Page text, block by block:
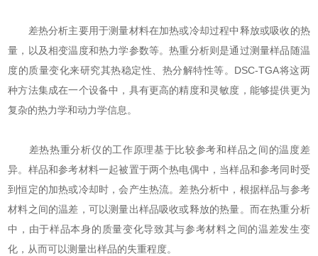
差热分析主要用于测量材料在加热或冷却过程中释放或吸收的热
量，以及相变温度和热力学参数等。热重分析则是通过测量样品随温
度的质量变化来研究其热稳定性、热分解特性等。DSC-TGA将这两
种方法集成在一个设备中，具有更高的精度和灵敏度，能够提供更为
复杂的热力学和动力学信息。
差热热重分析仪的工作原理基于比较参考和样品之间的温度差
异。样品和参考材料一起被置于两个热电偶中，当样品和参考同时受
到恒定的加热或冷却时，会产生热流。差热分析中，根据样品与参考
材料之间的温差，可以测量出样品吸收或释放的热量。而在热重分析
中，由于样品本身的质量变化导致其与参考材料之间的温差发生变
化，从而可以测量出样品的失重程度。